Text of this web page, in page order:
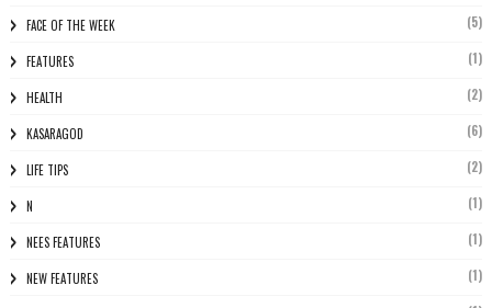
FACE OF THE WEEK (5)
FEATURES (1)
HEALTH (2)
KASARAGOD (6)
LIFE TIPS (2)
N (1)
NEES FEATURES (1)
NEW FEATURES (1)